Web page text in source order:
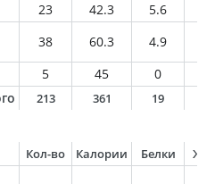
23 42.3 5.6
38 60.3 4.9
5 45 0
213 361 19
Кол-во Калории Белки